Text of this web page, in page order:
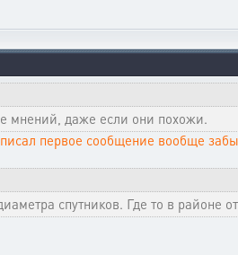
мнений, даже если они похожи.
первое сообщение вообще
спутников. Где то в районе